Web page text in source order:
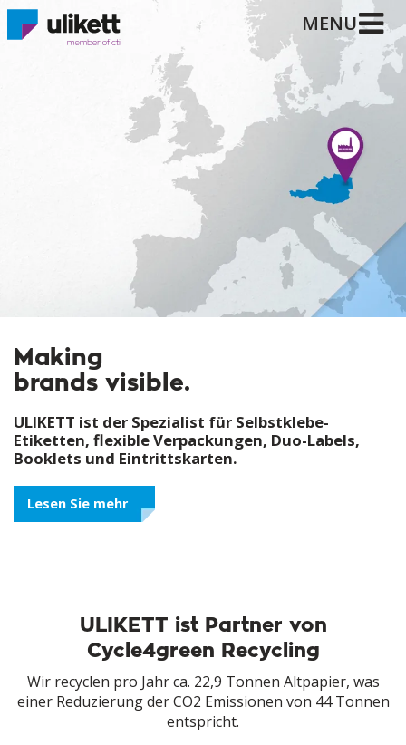
MENU
Making
brands visible.
ULIKETT ist der Spezialist für Selbstklebe-
Etiketten, flexible Verpackungen, Duo-Labels,
Booklets und Eintrittskarten.
Lesen Sie mehr
ULIKETT ist Partner von
Cycle4green Recycling
Wir recyclen pro Jahr ca. 22,9 Tonnen Altpapier, was
einer Reduzierung der CO2 Emissionen von 44 Tonnen
entspricht.